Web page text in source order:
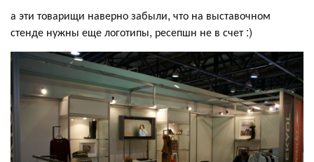
а эти товарищи наверно забыли, что на выставочном
стенде нужны еще логотипы, ресепшн не в счет :)